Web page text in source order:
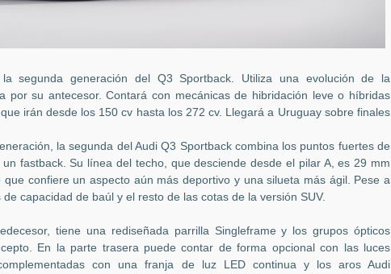
segunda generación del Q3 Sportback. Utiliza una evolución de la
por su antecesor. Contará con mecánicas de hibridación leve o híbridas
irán desde los 150 cv hasta los 272 cv. Llegará a Uruguay sobre finales
la segunda del Audi Q3 Sportback combina los puntos fuertes de
fastback. Su línea del techo, que desciende desde el pilar A, es 29 mm
que confiere un aspecto aún más deportivo y una silueta más ágil. Pese a
capacidad de baúl y el resto de las cotas de la versión SUV.
tiene una rediseñada parrilla Singleframe y los grupos ópticos
En la parte trasera puede contar de forma opcional con las luces
con una franja de luz LED continua y los aros Audi